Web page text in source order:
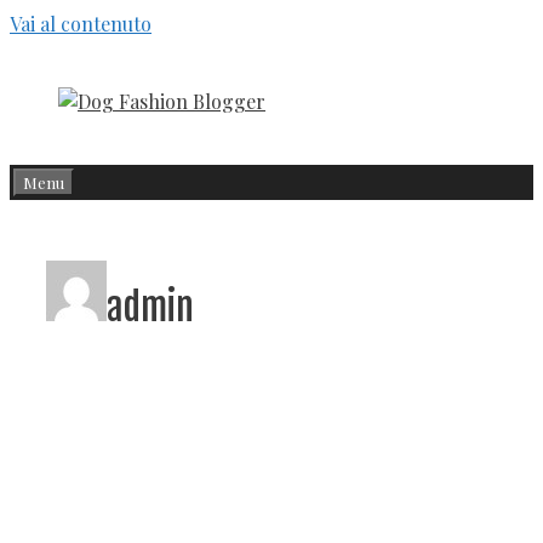
Vai al contenuto
Menu
admin